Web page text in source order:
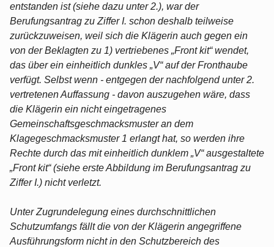
entstanden ist (siehe dazu unter 2.), war der
Berufungsantrag zu Ziffer I. schon deshalb teilweise
zurückzuweisen, weil sich die Klägerin auch gegen ein
von der Beklagten zu 1) vertriebenes „Front kit“ wendet,
das über ein einheitlich dunkles „V“ auf der Fronthaube
verfügt. Selbst wenn - entgegen der nachfolgend unter 2.
vertretenen Auffassung - davon auszugehen wäre, dass
die Klägerin ein nicht eingetragenes
Gemeinschaftsgeschmacksmuster an dem
Klagegeschmacksmuster 1 erlangt hat, so werden ihre
Rechte durch das mit einheitlich dunklem „V“ ausgestaltete
„Front kit“ (siehe erste Abbildung im Berufungsantrag zu
Ziffer I.) nicht verletzt.
Unter Zugrundelegung eines durchschnittlichen
Schutzumfangs fällt die von der Klägerin angegriffene
Ausführungsform nicht in den Schutzbereich des